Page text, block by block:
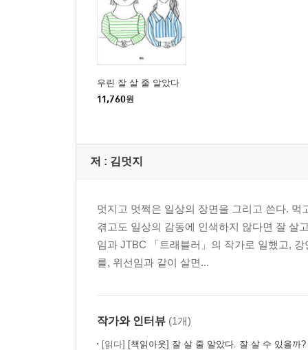
3장. 현재진행형
다시, 대한민국
귀국 후 열흘, 한국 적응기
할까 말까 할 때
말할까 말까 할 때
귀국 후의 삶, 먹고사니즘
부록
우린 잘 살 줄 알았다
11,760원
저 : 김멋지
멋지고 멋쩍은 일상의 장면을 그리고 쓴다.
겪고도 일상의 감동에 인색하지 않다면 잘 살
임과 JTBC 「트래블러」의 작가로 일했고,
를, 위선임과 같이 살면...
작가와 인터뷰 (1개)
[읽다] [책읽아웃] 잘 살 줄 알았다. 잘 살 수 있을까? 잘 살고 있다!